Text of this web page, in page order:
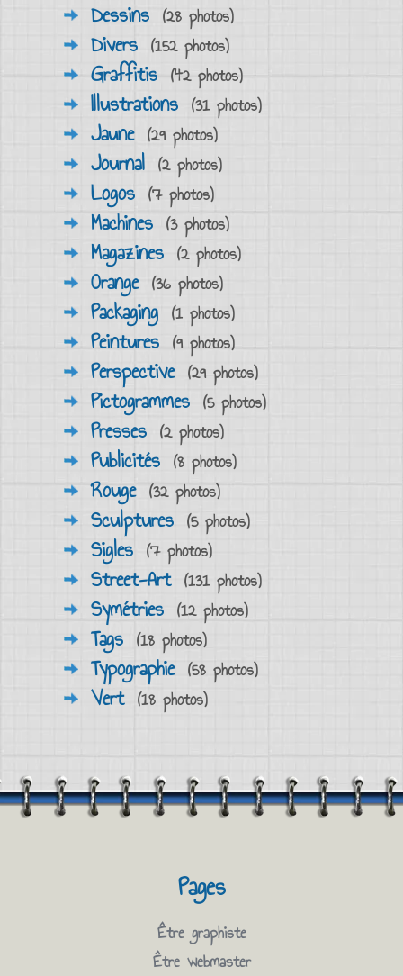
Dessins (28 photos)
Divers (152 photos)
Graffitis (42 photos)
Illustrations (31 photos)
Jaune (29 photos)
Journal (2 photos)
Logos (7 photos)
Machines (3 photos)
Magazines (2 photos)
Orange (36 photos)
Packaging (1 photos)
Peintures (9 photos)
Perspective (29 photos)
Pictogrammes (5 photos)
Presses (2 photos)
Publicités (8 photos)
Rouge (32 photos)
Sculptures (5 photos)
Sigles (7 photos)
Street-Art (131 photos)
Symétries (12 photos)
Tags (18 photos)
Typographie (58 photos)
Vert (18 photos)
Pages
Être graphiste
Être webmaster